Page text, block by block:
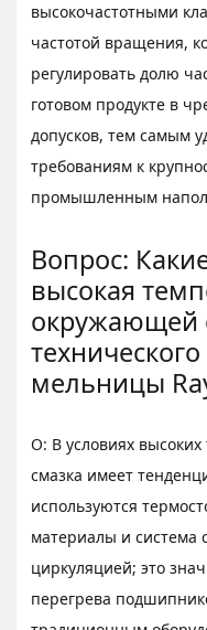
высокочастотными
частотой вращения,
регулировать долю
готовом продукте в
допусков, тем самым
требованиям к
промышленным
Вопрос:
высокая
окружающей
мельницы
О: В условиях
смазка имеет
используются
материалы и система
циркуляцией; это
перегрева